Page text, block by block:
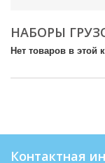
НАБОРЫ
Нет товаров в этой
Контактная